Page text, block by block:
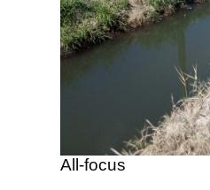
All-focus